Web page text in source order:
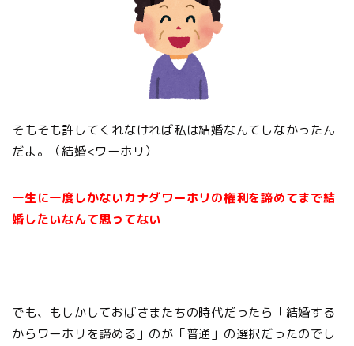
そもそも許してくれなければ私は結婚なんてしなかったん
だよ。（結婚<ワーホリ）
一生に一度しかないカナダワーホリの権利を諦めてまで結
婚したいなんて思ってない
でも、もしかしておばさまたちの時代だったら「結婚する
からワーホリを諦める」のが「普通」の選択だったのでし